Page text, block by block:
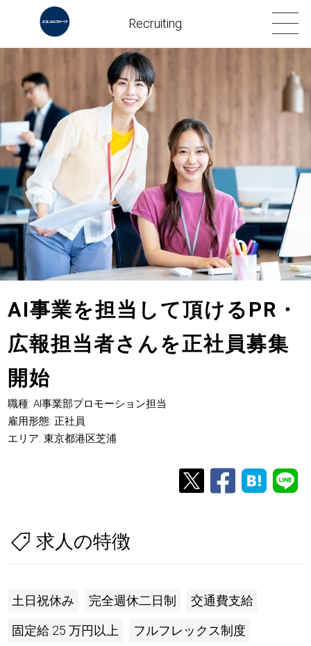
Recruiting
AI事業を担当して頂けるPR・
広報担当者さんを正社員募集
開始
職種: AI事業部プロモーション担当
雇用形態: 正社員
エリア: 東京都港区芝浦
求人の特徴
土日祝休み 完全週休二日制 交通費支給
固定給 25 万円以上 フルフレックス制度